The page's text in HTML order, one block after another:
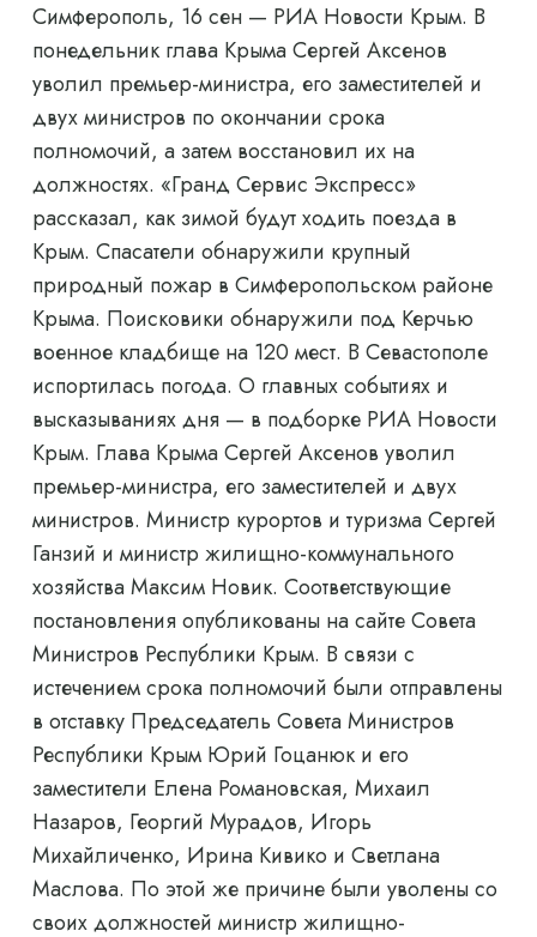
Симферополь, 16 сен — РИА Новости Крым. В
понедельник глава Крыма Сергей Аксенов
уволил премьер-министра, его заместителей и
двух министров по окончании срока
полномочий, а затем восстановил их на
должностях. «Гранд Сервис Экспресс»
рассказал, как зимой будут ходить поезда в
Крым. Спасатели обнаружили крупный
природный пожар в Симферопольском районе
Крыма. Поисковики обнаружили под Керчью
военное кладбище на 120 мест. В Севастополе
испортилась погода. О главных событиях и
высказываниях дня — в подборке РИА Новости
Крым. Глава Крыма Сергей Аксенов уволил
премьер-министра, его заместителей и двух
министров. Министр курортов и туризма Сергей
Ганзий и министр жилищно-коммунального
хозяйства Максим Новик. Соответствующие
постановления опубликованы на сайте Совета
Министров Республики Крым. В связи с
истечением срока полномочий были отправлены
в отставку Председатель Совета Министров
Республики Крым Юрий Гоцанюк и его
заместители Елена Романовская, Михаил
Назаров, Георгий Мурадов, Игорь
Михайличенко, Ирина Кивико и Светлана
Маслова. По этой же причине были уволены со
своих должностей министр жилищно-